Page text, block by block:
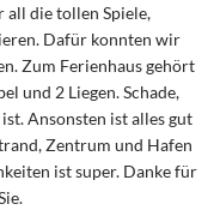
all die tollen Spiele,
Dafür konnten wir
Zum Ferienhaus gehört
und 2 Liegen. Schade,
Ansonsten ist alles gut
Zentrum und Hafen
ist super. Danke für